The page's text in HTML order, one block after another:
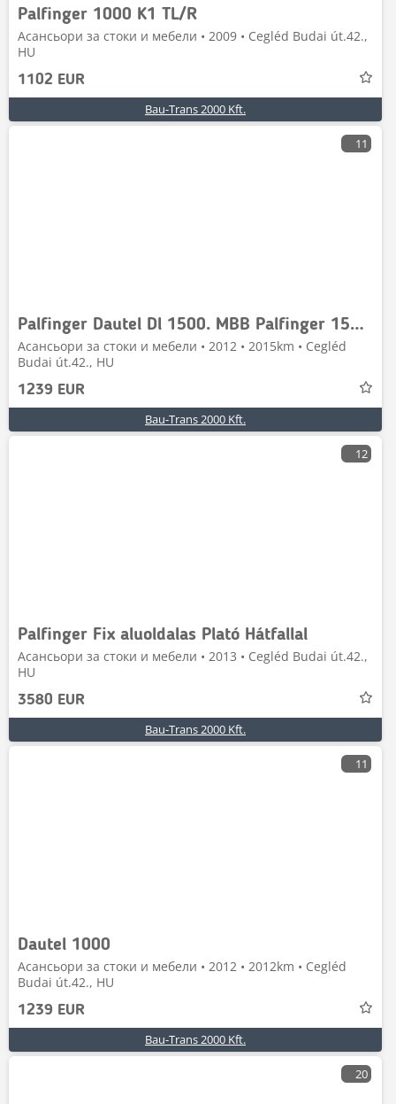
Palfinger 1000 K1 TL/R
Асансьори за стоки и мебели • 2009 • Cegléd Budai út.42.,
HU
1102 EUR
Bau-Trans 2000 Kft.
11
Palfinger Dautel Dl 1500. MBB Palfinger 1500 KL
Асансьори за стоки и мебели • 2012 • 2015km • Cegléd
Budai út.42., HU
1239 EUR
Bau-Trans 2000 Kft.
12
Palfinger Fix aluoldalas Plató Hátfallal
Асансьори за стоки и мебели • 2013 • Cegléd Budai út.42.,
HU
3580 EUR
Bau-Trans 2000 Kft.
11
Dautel 1000
Асансьори за стоки и мебели • 2012 • 2012km • Cegléd
Budai út.42., HU
1239 EUR
Bau-Trans 2000 Kft.
20